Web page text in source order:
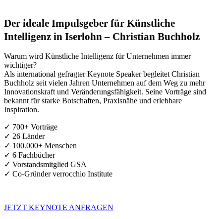
Der ideale Impulsgeber für Künstliche
Intelligenz in Iserlohn – Christian Buchholz
Warum wird Künstliche Intelligenz für Unternehmen immer
wichtiger?
Als international gefragter Keynote Speaker begleitet Christian
Buchholz seit vielen Jahren Unternehmen auf dem Weg zu mehr
Innovationskraft und Veränderungsfähigkeit. Seine Vorträge sind
bekannt für starke Botschaften, Praxisnähe und erlebbare
Inspiration.
✓ 700+ Vorträge
✓ 26 Länder
✓ 100.000+ Menschen
✓ 6 Fachbücher
✓ Vorstandsmitglied GSA
✓ Co-Gründer verrocchio Institute
JETZT KEYNOTE ANFRAGEN